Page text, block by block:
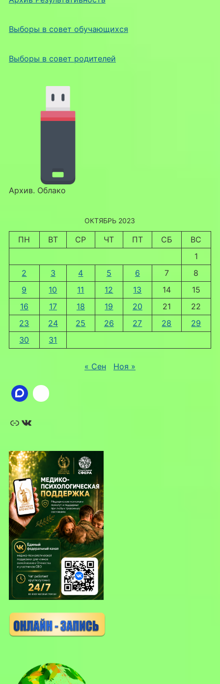
Выборы в совет обучающихся
Выборы в совет родителей
Архив. Облако
ОКТЯБРЬ 2023
ПН ВТ СР ЧТ ПТ СБ
ВС
1
2
3 4 5 6 7
8
9
10 11 12 13 14
15
16
17 18 19 20 21
22
23
24 25 26 27 28
29
30
31
« Сен Ноя »
Ссылка